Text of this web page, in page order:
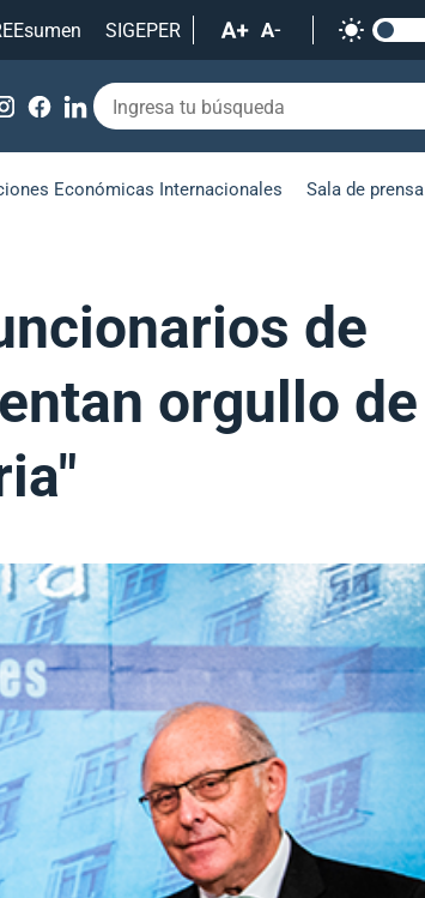
SIGEPER
Económicas Internacionales Sala de prensa
de
orgullo de